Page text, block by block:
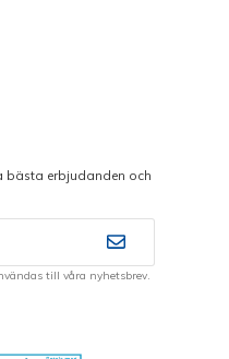
bästa erbjudanden och
till våra nyhetsbrev.